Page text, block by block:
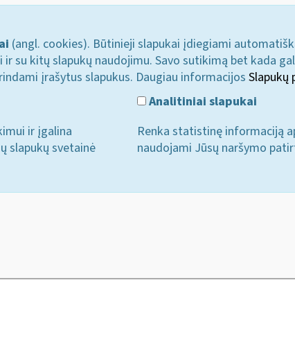
(angl. cookies). Būtinieji slapukai įdiegiami
su kitų slapukų naudojimu. Savo sutikimą bet kada
įrašytus slapukus. Daugiau informacijos Slapukų
ir įgalina
slapukų svetainė
Analitiniai slapukai
Renka statistinę informaciją
naudojami Jūsų naršymo